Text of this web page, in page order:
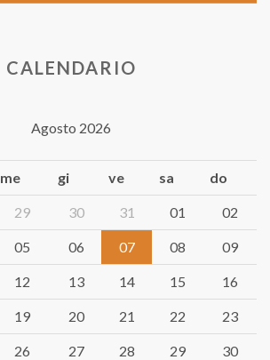
CALENDARIO
Agosto 2026
me gi ve sa do
29 30 31 01 02
05 06 07 08 09
12 13 14 15 16
19 20 21 22 23
26 27 28 29 30